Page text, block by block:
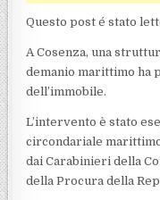
Questo post é stato
A Cosenza, una
demanio marittimo ha
dell’immobile.
L’intervento è stato
circondariale
dai Carabinieri della
della Procura della